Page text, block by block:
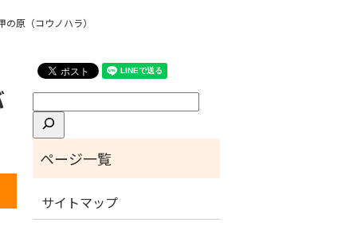
原（コウノハラ）
検
索
サイトマップ